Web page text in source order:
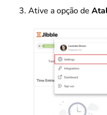
Ative a opção de